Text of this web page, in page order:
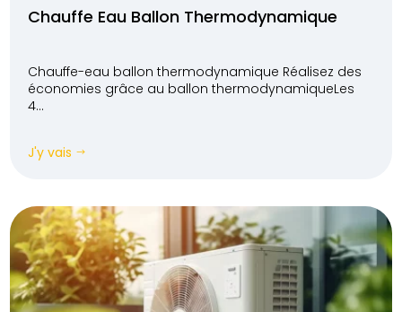
Chauffe Eau Ballon Thermodynamique
Chauffe-eau ballon thermodynamique Réalisez des
économies grâce au ballon thermodynamiqueLes
4...
J'y vais $